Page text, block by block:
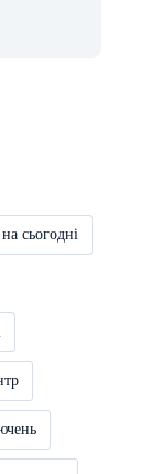
сьогодні